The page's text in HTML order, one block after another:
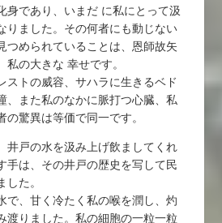
身であり、いまだ に私にとって汲
りました。その何者にも動じない
つめられていることは、恩師故矢
の大きな 幸せです。
ストの威容、サハラに生きるベド
、また私のなかに脈打つ心臓、私
驚異は等価で同一です。
井戸の水を汲み上げ飲ましてくれ
手は、その井戸の歴史を写して民
た。
で、甘く冷たく私の喉を潤し、灼
渡りました。私の細胞の一粒一粒